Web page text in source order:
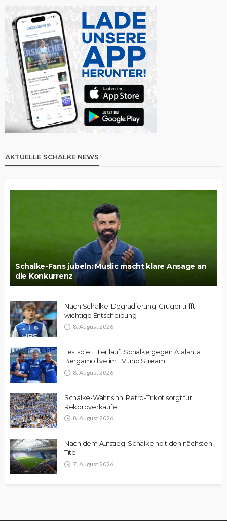
AKTUELLE SCHALKE NEWS
Schalke-Fans jubeln: Muslic macht klare Ansage an
die Konkurrenz
Nach Schalke-Degradierung: Grüger trifft
wichtige Entscheidung
8. August 2026
Testspiel: Hier läuft Schalke gegen Atalanta
Bergamo live im TV und Stream
8. August 2026
Schalke-Wahnsinn: Retro-Trikot sorgt für
Rekordverkäufe
8. August 2026
Nach dem Aufstieg: Schalke holt den nächsten
Titel
7. August 2026